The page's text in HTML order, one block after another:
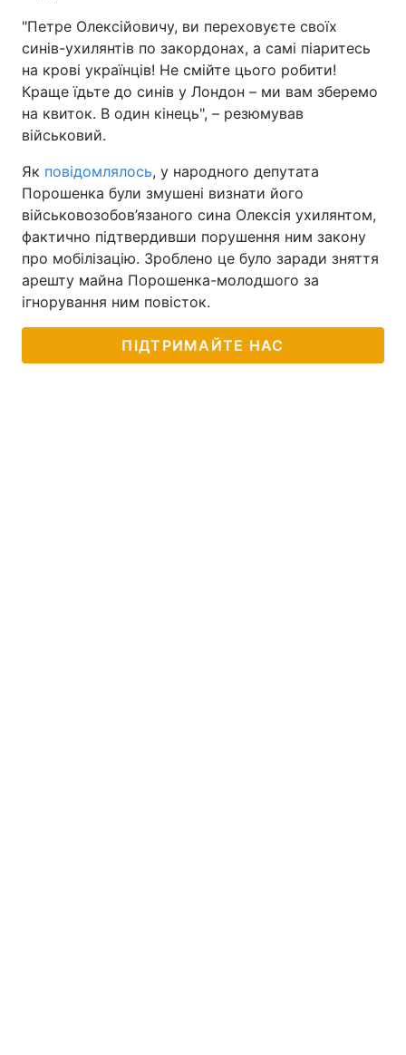
"Петре Олексійовичу, ви переховуєте своїх
синів-ухилянтів по закордонах, а самі піаритесь
на крові українців! Не смійте цього робити!
Краще їдьте до синів у Лондон – ми вам зберемо
на квиток. В один кінець", – резюмував
військовий.
Як повідомлялось, у народного депутата
Порошенка були змушені визнати його
військовозобов’язаного сина Олексія ухилянтом,
фактично підтвердивши порушення ним закону
про мобілізацію. Зроблено це було заради зняття
арешту майна Порошенка-молодшого за
ігнорування ним повісток.
ПІДТРИМАЙТЕ НАС